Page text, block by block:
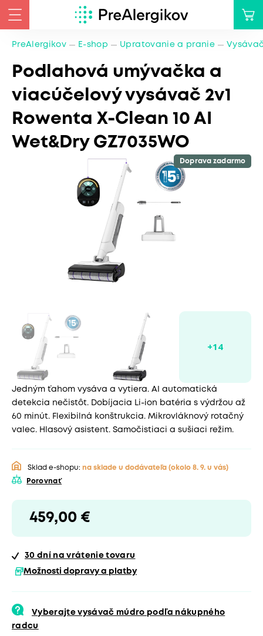
PreAlergikov E-shop Upratovanie a pranie
Podlahová umývačka a
viacúčelový vysávač 2v1
Rowenta X-Clean 10 AI
Wet&Dry GZ7035WO
Doprava zadarmo
Jedným ťahom vysáva a vytiera. AI automatická
detekcia nečistôt. Dobíjacia Li-ion batéria s výdržou až
60 minút. Flexibilná konštrukcia. Mikrovláknový rotačný
valec. Hlasový asistent. Samočistiaci a sušiaci režim.
Sklad e-shopu: na sklade u dodávateľa (okolo 8. 9. u vás)
Porovnať
459,00 €
30 dní na vrátenie tovaru
Možnosti dopravy a platby
Vyberajte vysávač múdro podľa nákupného
radcu